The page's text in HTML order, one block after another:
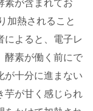
素が含まれてお
加熱されること
によると、電子レ
酵素が働く前にで
が十分に進まない
芋が甘く感じられ